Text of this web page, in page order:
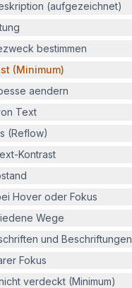
(aufgezeichnet)
bestimmen
(Minimum)
aendern
Text
(Reflow)
Kontrast
Hover oder Fokus
Wege
und Beschriftungen
Fokus
verdeckt (Minimum)